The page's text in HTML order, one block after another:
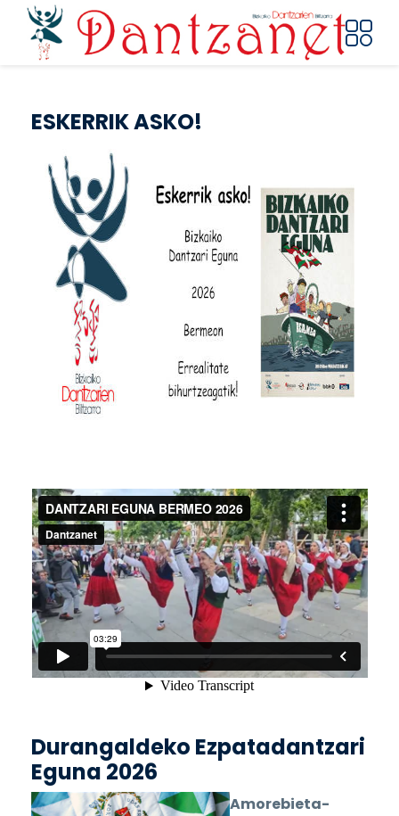
Pasar al contenido principal
ESKERRIK ASKO!
Durangaldeko Ezpatadantzari
Eguna 2026
Amorebieta-